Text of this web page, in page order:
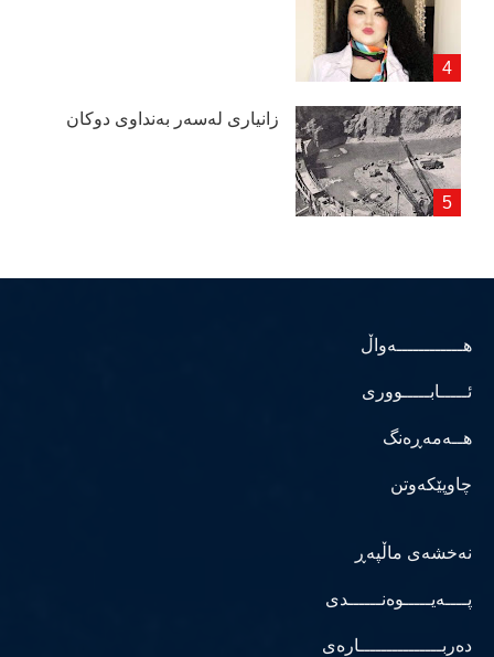
زانیاری لەسەر بەنداوی دوكان
هــــــــــــەواڵ
ئـــــابـــــووری
هــەمەڕەنگ
چاوپێکەوتن
نەخشەی ماڵپەڕ
پــــەیـــــوەنــــــدی
دەربـــــــــــــــارەی